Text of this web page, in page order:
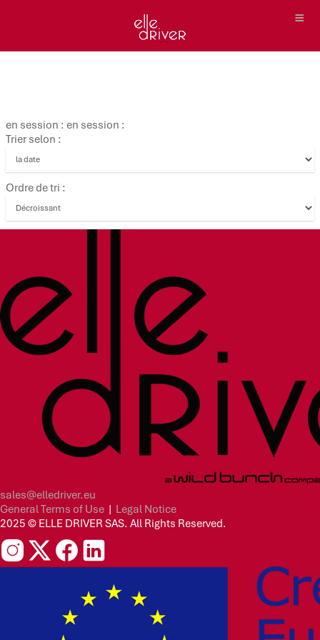
en session : en session :
Trier selon :
Ordre de tri :
sales@elledriver.eu
General Terms of Use | Legal Notice
2025 © ELLE DRIVER SAS. All Rights Reserved.